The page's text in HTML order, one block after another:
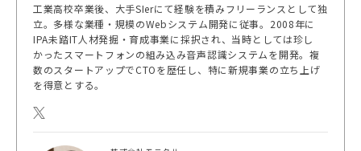
工業高校卒業後、大手SIerにて経験を積みフリーランスとして独
立。多様な業種・規模のWebシステム開発に従事。2008年に
IPA未踏IT人材発掘・育成事業に採択され、当時としては珍し
かったスマートフォンの組み込み音声認識システムを開発。複
数のスタートアップでCTOを歴任し、特に新規事業の立ち上げ
を得意とする。